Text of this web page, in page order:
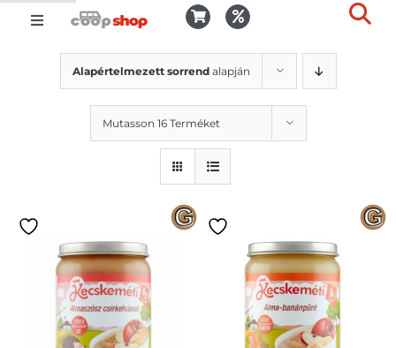
Kihagyás
Toggle
Bejelentkezés
Kiszállítás
Alapértelmezett sorrendalapján
Mutasson 16 Terméket